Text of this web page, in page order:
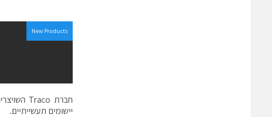
New Products
יישומים תעשייתיים.